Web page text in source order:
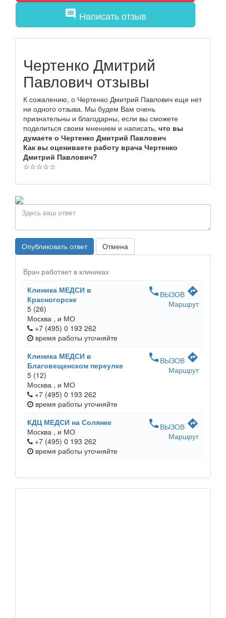
comment Написать отзыв
Чертенко Дмитрий
Павлович отзывы
К сожалению, о Чертенко Дмитрий Павлович еще нет
ни одного отзыва. Мы будем Вам очень
признательны и благодарны, если вы сможете
поделиться своим мнением и написать, что вы
думаете о Чертенко Дмитрий Павлович
Как вы оцениваете работу врача Чертенко
Дмитрий Павлович?
☆☆☆☆☆
Опубликовать ответ Отмена
Врач работает в клиниках
Клиника МЕДСИ в
Красногорске
5 (26)
Москва , и МО
+7 (495) 0 193 262
время работы уточняйте
phone ВЫЗОВ directions
Маршрут
Клиника МЕДСИ в
Благовещенском переулке
5 (12)
Москва , и МО
+7 (495) 0 193 262
время работы уточняйте
phone ВЫЗОВ directions
Маршрут
КДЦ МЕДСИ на Солянке
Москва , и МО
+7 (495) 0 193 262
время работы уточняйте
phone ВЫЗОВ directions
Маршрут